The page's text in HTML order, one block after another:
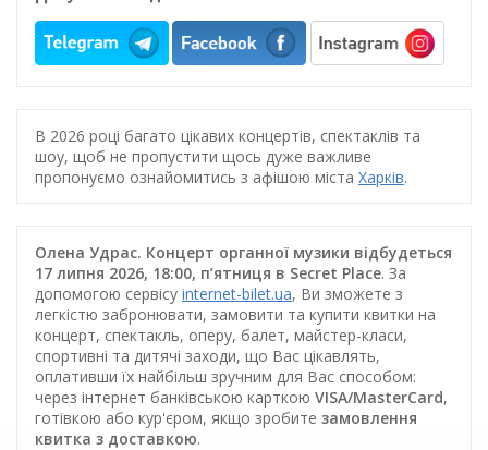
В 2026 році багато цікавих концертів, спектаклів та
шоу, щоб не пропустити щось дуже важливе
пропонуємо ознайомитись з афішою міста Харків.
Олена Удрас. Концерт органної музики відбудеться
17 липня 2026, 18:00, п’ятниця в Secret Place. За
допомогою сервісу internet-bilet.ua, Ви зможете з
легкістю забронювати, замовити та купити квитки на
концерт, спектакль, оперу, балет, майстер-класи,
спортивні та дитячі заходи, що Вас цікавлять,
оплативши їх найбільш зручним для Вас способом:
через інтернет банківською карткою VISA/MasterCard,
готівкою або кур'єром, якщо зробите замовлення
квитка з доставкою.